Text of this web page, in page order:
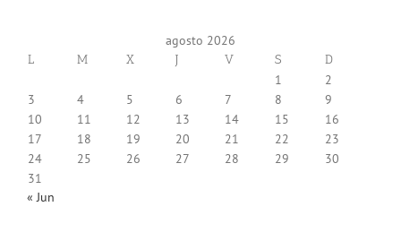
agosto 2026
L M X J V S D
1
2
3
4 5 6 7 8
9
10
11 12 13 14 15
16
17
18 19 20 21 22
23
24
25 26 27 28 29
30
31
« Jun